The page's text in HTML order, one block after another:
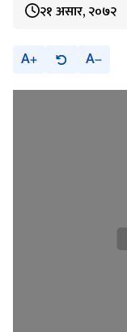
२१ असार, २०७२
A A